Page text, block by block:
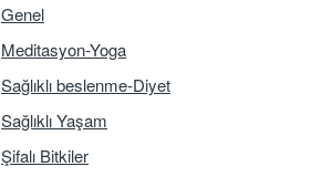
Genel
Meditasyon-Yoga
Sağlıklı beslenme-Diyet
Sağlıklı Yaşam
Şifalı Bitkiler